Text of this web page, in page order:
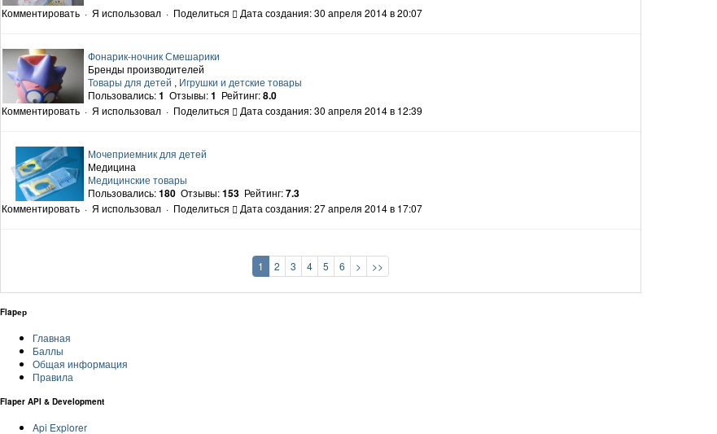
Комментировать · Я использовал · Поделиться Дата создания: 30 апреля 2014 в 20:07
Фонарик-ночник Смешарики
Бренды производителей
Товары для детей , Игрушки и детские товары
Пользовались:1 Отзывы:1 Рейтинг:8.0
Комментировать · Я использовал · Поделиться Дата создания: 30 апреля 2014 в 12:39
Мочеприемник для детей
Медицина
Медицинские товары
Пользовались:180 Отзывы:153 Рейтинг:7.3
Комментировать · Я использовал · Поделиться Дата создания: 27 апреля 2014 в 17:07
1 2 3 4 5 6 > >>
Flapер
Главная
Баллы
Общая информация
Правила
Flaper API & Development
Api Explorer